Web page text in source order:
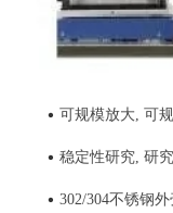
• 可规模放大, 可
• 稳定性研究, 研
• 302/304不锈钢